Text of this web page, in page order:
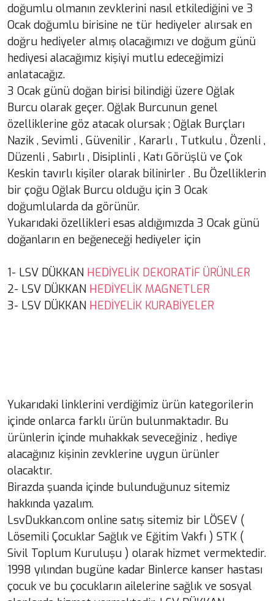
doğumlu olmanın zevklerini nasıl etkilediğini ve 3
Ocak doğumlu birisine ne tür hediyeler alırsak en
doğru hediyeler almış olacağımızı ve doğum günü
hediyesi alacağımız kişiyi mutlu edeceğimizi
anlatacağız.
3 Ocak günü doğan birisi bilindiği üzere Oğlak
Burcu olarak geçer. Oğlak Burcunun genel
özelliklerine göz atacak olursak ; Oğlak Burçları
Nazik , Sevimli , Güvenilir , Kararlı , Tutkulu , Özenli ,
Düzenli , Sabırlı , Disiplinli , Katı Görüşlü ve Çok
Keskin tavırlı kişiler olarak bilinirler . Bu Özelliklerin
bir çoğu Oğlak Burcu olduğu için 3 Ocak
doğumlularda da görünür.
Yukarıdaki özellikleri esas aldığımızda 3 Ocak günü
doğanların en beğeneceği hediyeler için
1- LSV DÜKKAN HEDİYELİK DEKORATİF ÜRÜNLER
2- LSV DÜKKAN HEDİYELİK MAGNETLER
3- LSV DÜKKAN HEDİYELİK KURABİYELER
Yukarıdaki linklerini verdiğimiz ürün kategorilerin
içinde onlarca farklı ürün bulunmaktadır. Bu
ürünlerin içinde muhakkak seveceğiniz , hediye
alacağınız kişinin zevklerine uygun ürünler
olacaktır.
Birazda şuanda içinde bulunduğunuz sitemiz
hakkında yazalım.
LsvDukkan.com online satış sitemiz bir LÖSEV (
Lösemili Çocuklar Sağlık ve Eğitim Vakfı ) STK (
Sivil Toplum Kuruluşu ) olarak hizmet vermektedir.
1998 yılından bugüne kadar Binlerce kanser hastası
çocuk ve bu çocukların ailelerine sağlık ve sosyal